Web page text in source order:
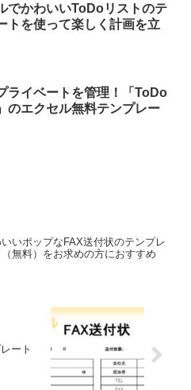
でかわいいToDoリストのテ
トを使って楽しく計画を立
ライベートを管理！「ToDo
のエクセル無料テンプレー
いポップなFAX送付状のテンプレ
（無料）をお求めの方におすすめ
ート